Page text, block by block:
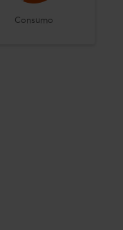
Consumo